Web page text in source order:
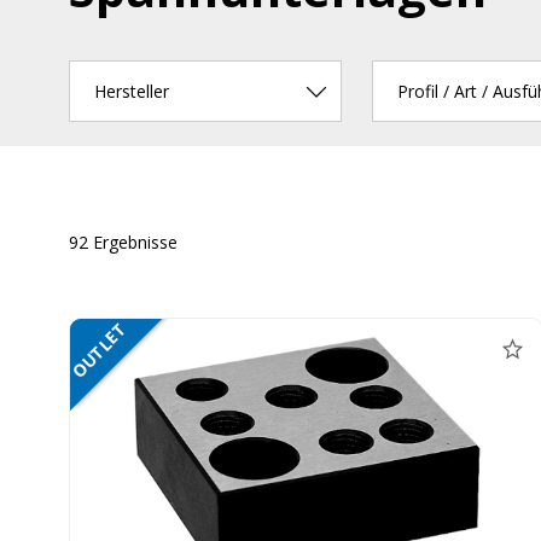
Hersteller Profil / Art /
92 Ergebnisse
NETTO
OUTLET